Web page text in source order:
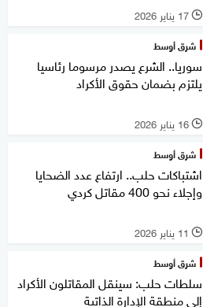
l 17 يناير 2026
شرق أوسط
سوريا.. الشرع يصدر مرسوما رئاسيا
يلتزم بضمان حقوق الأكراد
l 16 يناير 2026
شرق أوسط
اشتباكات حلب.. ارتفاع عدد الضحايا
وإجلاء نحو 400 مقاتل كردي
l 11 يناير 2026
شرق أوسط
سلطات حلب: سينقل المقاتلون الأكراد
إلى منطقة الإدارة الذاتية